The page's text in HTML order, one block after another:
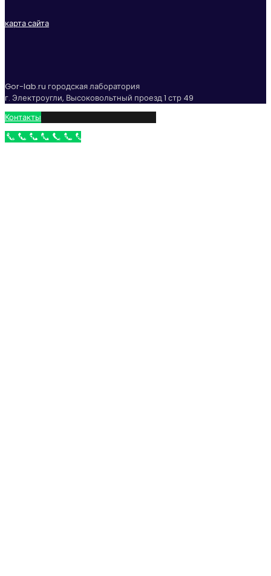
карта сайта
Gor-lab.ru городская лаборатория
г. Электроугли, Высоковольтный проезд 1 стр 49
Контакты
Бесплатный звонок